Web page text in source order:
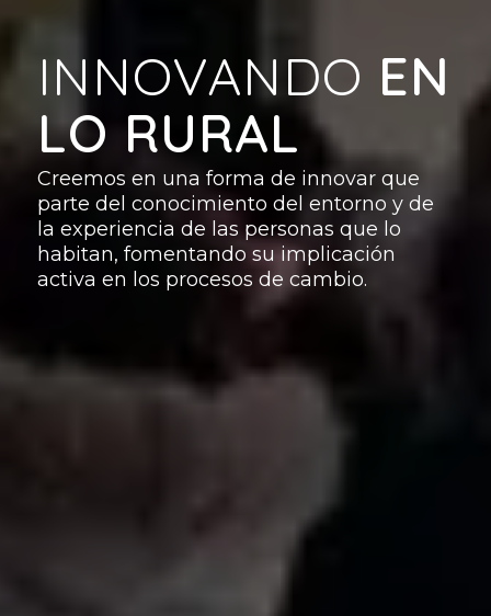
INNOVANDO EN
LO RURAL
Creemos en una forma de innovar que
parte del conocimiento del entorno y de
la experiencia de las personas que lo
habitan, fomentando su implicación
activa en los procesos de cambio.